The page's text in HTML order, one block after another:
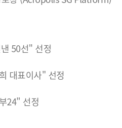
50선" 선정
대표이사" 선정
24" 선정